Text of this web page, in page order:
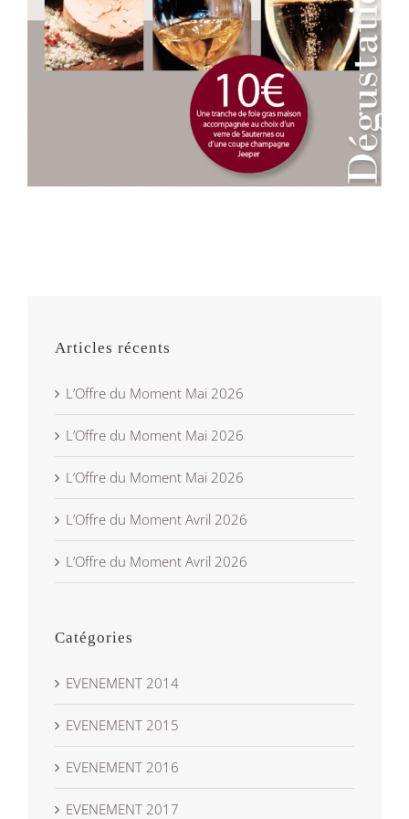
Articles récents
L’Offre du Moment Mai 2026
L’Offre du Moment Mai 2026
L’Offre du Moment Mai 2026
L’Offre du Moment Avril 2026
L’Offre du Moment Avril 2026
Catégories
EVENEMENT 2014
EVENEMENT 2015
EVENEMENT 2016
EVENEMENT 2017